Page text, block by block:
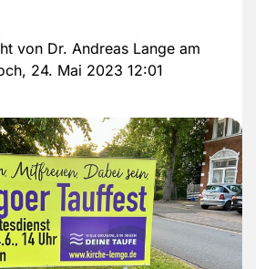
von Dr. Andreas Lange am
24. Mai 2023 12:01